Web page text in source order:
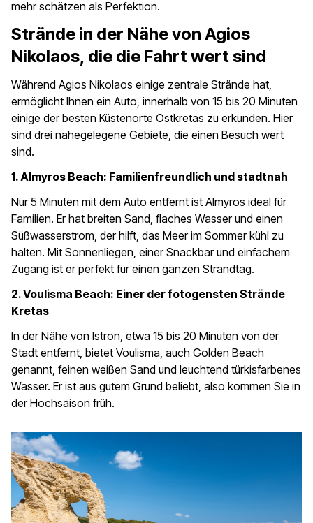
mehr schätzen als Perfektion.
Strände in der Nähe von Agios
Nikolaos, die die Fahrt wert sind
Während Agios Nikolaos einige zentrale Strände hat,
ermöglicht Ihnen ein Auto, innerhalb von 15 bis 20 Minuten
einige der besten Küstenorte Ostkretas zu erkunden. Hier
sind drei nahegelegene Gebiete, die einen Besuch wert
sind.
1. Almyros Beach: Familienfreundlich und stadtnah
Nur 5 Minuten mit dem Auto entfernt ist Almyros ideal für
Familien. Er hat breiten Sand, flaches Wasser und einen
Süßwasserstrom, der hilft, das Meer im Sommer kühl zu
halten. Mit Sonnenliegen, einer Snackbar und einfachem
Zugang ist er perfekt für einen ganzen Strandtag.
2. Voulisma Beach: Einer der fotogensten Strände
Kretas
In der Nähe von Istron, etwa 15 bis 20 Minuten von der
Stadt entfernt, bietet Voulisma, auch Golden Beach
genannt, feinen weißen Sand und leuchtend türkisfarbenes
Wasser. Er ist aus gutem Grund beliebt, also kommen Sie in
der Hochsaison früh.